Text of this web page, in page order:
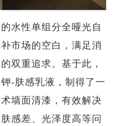
水性单组分全哑光自
市场的空白，满足消
双重追求。基于此，
-肤感乳液，制得了一
墙面清漆，有效解决
感差、光泽度高等问